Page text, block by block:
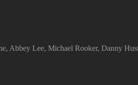
Abbey Lee, Michael Rooker, Danny